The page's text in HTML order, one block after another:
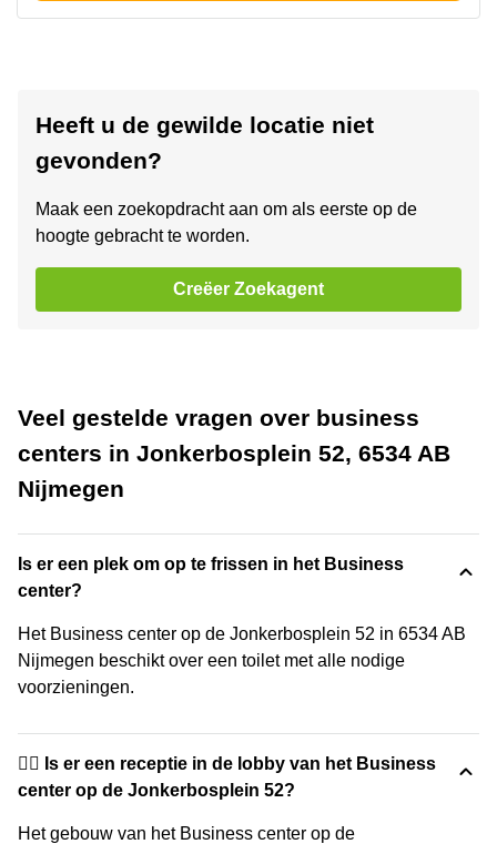
Heeft u de gewilde locatie niet
gevonden?
Maak een zoekopdracht aan om als eerste op de
hoogte gebracht te worden.
Creëer Zoekagent
Veel gestelde vragen over business
centers in Jonkerbosplein 52, 6534 AB
Nijmegen
Is er een plek om op te frissen in het Business
center?
Het Business center op de Jonkerbosplein 52 in 6534 AB
Nijmegen beschikt over een toilet met alle nodige
voorzieningen.
🙋‍♀️ Is er een receptie in de lobby van het Business
center op de Jonkerbosplein 52?
Het gebouw van het Business center op de